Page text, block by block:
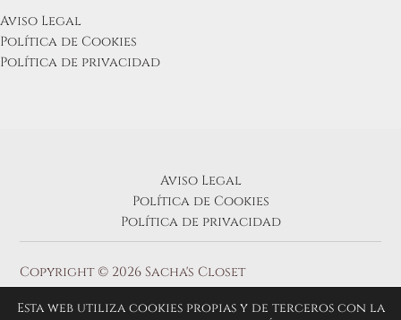
Aviso Legal
Política de Cookies
Política de privacidad
Aviso Legal
Política de Cookies
Política de privacidad
Copyright © 2026 Sacha's Closet
Esta web utiliza cookies propias y de terceros con la